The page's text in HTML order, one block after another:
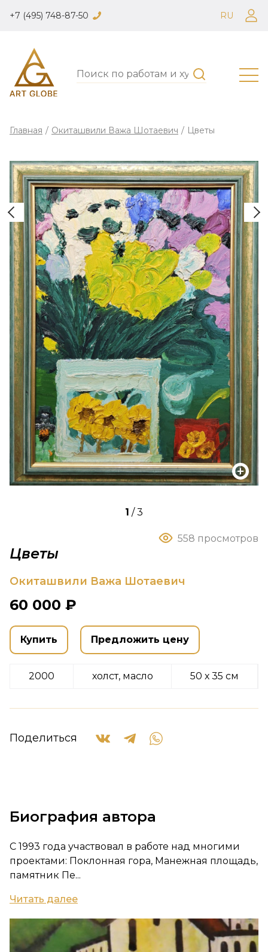
+7 (495) 748-87-50 RU
Главная / Окиташвили Важа Шотаевич / Цветы
1 /3
558 просмотров
Цветы
Окиташвили Важа Шотаевич
60 000 ₽
Купить Предложить цену
2000 холст, масло 50 х 35 см
Поделиться
Биография автора
С 1993 года участвовал в работе над многими
проектами: Поклонная гора, Манежная площадь,
памятник Пе...
Читать далее